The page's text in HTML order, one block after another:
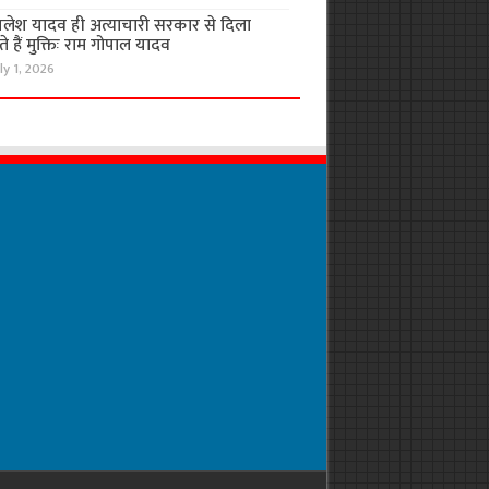
यादव ही अत्याचारी सरकार से दिला
मुक्तिः राम गोपाल यादव
1, 2026